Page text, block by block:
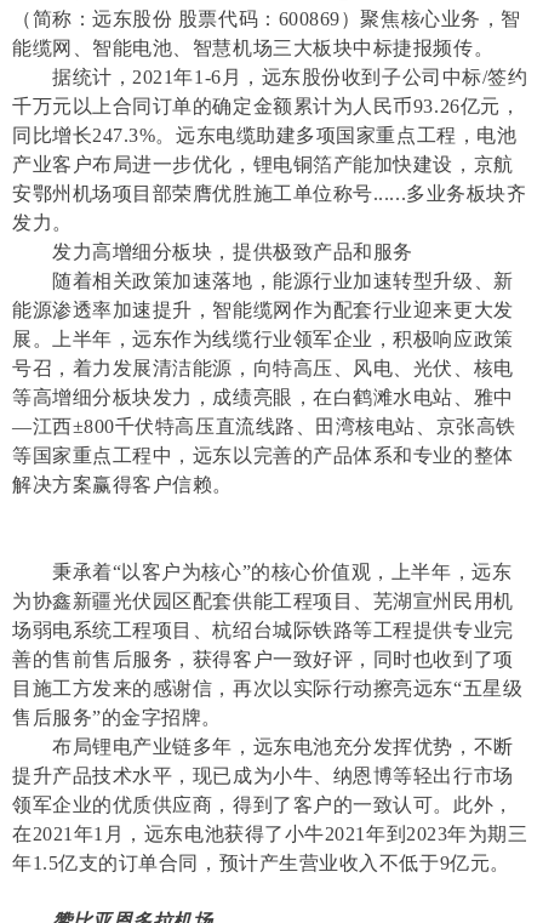
（简称：远东股份 股票代码：600869）聚焦核心业务，智
能缆网、智能电池、智慧机场三大板块中标捷报频传。
据统计，2021年1-6月，远东股份收到子公司中标/签约
千万元以上合同订单的确定金额累计为人民币93.26亿元，
同比增长247.3%。远东电缆助建多项国家重点工程，电池
产业客户布局进一步优化，锂电铜箔产能加快建设，京航
安鄂州机场项目部荣膺优胜施工单位称号......多业务板块齐
发力。
发力高增细分板块，提供极致产品和服务
随着相关政策加速落地，能源行业加速转型升级、新
能源渗透率加速提升，智能缆网作为配套行业迎来更大发
展。上半年，远东作为线缆行业领军企业，积极响应政策
号召，着力发展清洁能源，向特高压、风电、光伏、核电
等高增细分板块发力，成绩亮眼，在白鹤滩水电站、雅中
—江西±800千伏特高压直流线路、田湾核电站、京张高铁
等国家重点工程中，远东以完善的产品体系和专业的整体
解决方案赢得客户信赖。
秉承着“以客户为核心”的核心价值观，上半年，远东
为协鑫新疆光伏园区配套供能工程项目、芜湖宣州民用机
场弱电系统工程项目、杭绍台城际铁路等工程提供专业完
善的售前售后服务，获得客户一致好评，同时也收到了项
目施工方发来的感谢信，再次以实际行动擦亮远东“五星级
售后服务”的金字招牌。
布局锂电产业链多年，远东电池充分发挥优势，不断
提升产品技术水平，现已成为小牛、纳恩博等轻出行市场
领军企业的优质供应商，得到了客户的一致认可。此外，
在2021年1月，远东电池获得了小牛2021年到2023年为期三
年1.5亿支的订单合同，预计产生营业收入不低于9亿元。